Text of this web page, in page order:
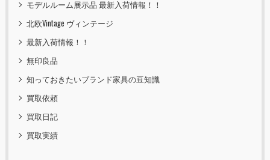
モデルルーム展示品 最新入荷情報！！
北欧Vintage ヴィンテージ
最新入荷情報！！
無印良品
知っておきたいブランド家具の豆知識
買取依頼
買取日記
買取実績